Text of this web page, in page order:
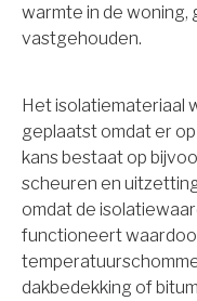
warmte in de
vastgehouden.
Het isolatiemateriaal
geplaatst omdat er
kans bestaat op
scheuren en
omdat de
functioneert
dakbedekking of